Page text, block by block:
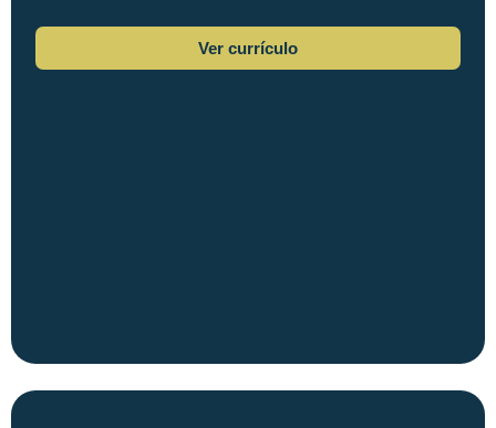
Ver currículo